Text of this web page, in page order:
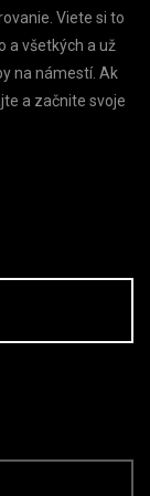
Viete si to
a všetkých a už
na námestí. Ak
a začnite svoje